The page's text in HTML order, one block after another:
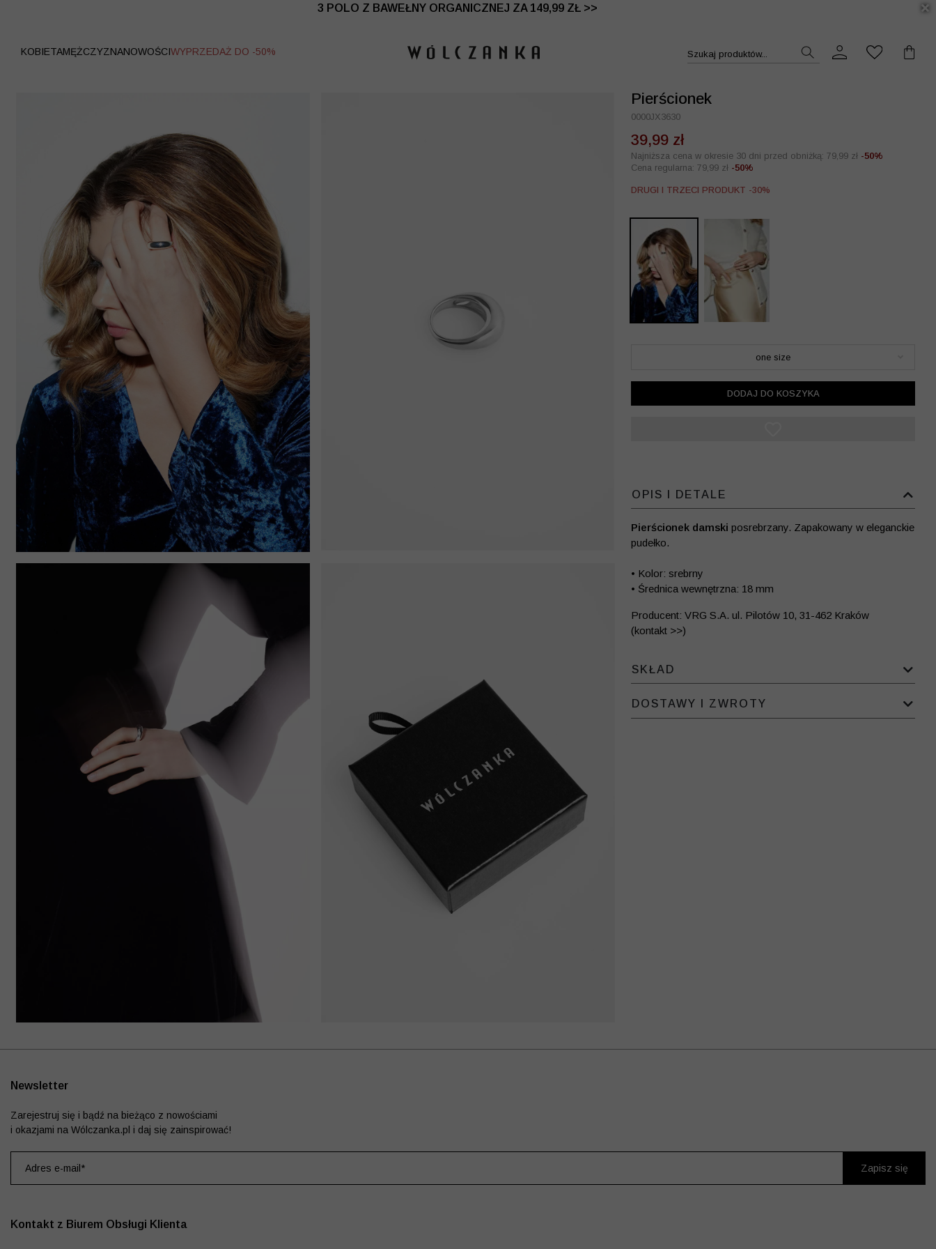
3 POLO Z BAWEŁNY ORGANICZNEJ ZA 149,99 ZŁ >>
WYPRZEDAŻ DO -50% | DODATKOWE -30% NA DRUGI I TRZECI PRODUKT >>
KOBIETAMĘŻCZYZNANOWOŚCIWYPRZEDAŻ DO -50% Szukaj produktów...
Pierścionek
0000JX3630
39,99 zł
Najniższa cena w okresie 30 dni przed obniżką: 79,99 zł -50%
Cena regularna: 79,99 zł -50%
DRUGI I TRZECI PRODUKT -30%
one size
DODAJ DO KOSZYKA
OPIS I DETALE
Pierścionek damski posrebrzany. Zapakowany w eleganckie
pudełko.
• Kolor: srebrny
• Średnica wewnętrzna: 18 mm
Producent: VRG S.A. ul. Pilotów 10, 31-462 Kraków
(kontakt >>)
SKŁAD
DOSTAWY I ZWROTY
Kontakt z Biurem Obsługi Klienta
Newsletter
Zarejestruj się i bądź na bieżąco z nowościami
i okazjami na Wólczanka.pl i daj się zainspirować!